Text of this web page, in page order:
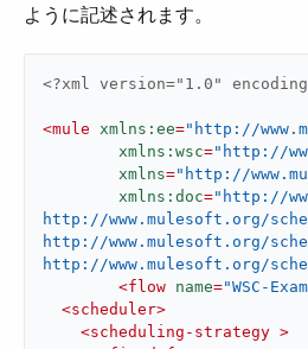
ように記述されます。
<?xml version="1.0"
<mule xmlns:ee="http://
xmlns:wsc="http://
xmlns="http://
xmlns:doc="http://
http://www.mulesoft.org/
http://www.mulesoft.org/
http://www.mulesoft.org/
<flow name="WSC-
<scheduler>
<scheduling-strategy >